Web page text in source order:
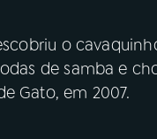
o
de samba e
Gato, em 2007.